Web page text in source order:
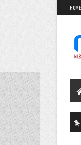
HOME